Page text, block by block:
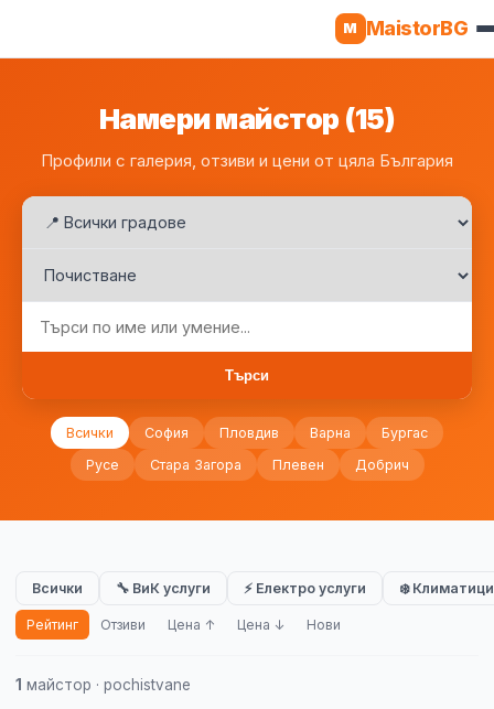
M MaistorBG
Намери майстор (15)
Профили с галерия, отзиви и цени от цяла България
Търси
Всички София Пловдив Варна
Бургас
Русе
Стара Загора Плевен Добрич
Всички 🔧 ВиК услуги ⚡ Електро услуги ❄️ Климатици
Рейтинг Отзиви Цена ↑ Цена ↓ Нови
1 майстор · pochistvane